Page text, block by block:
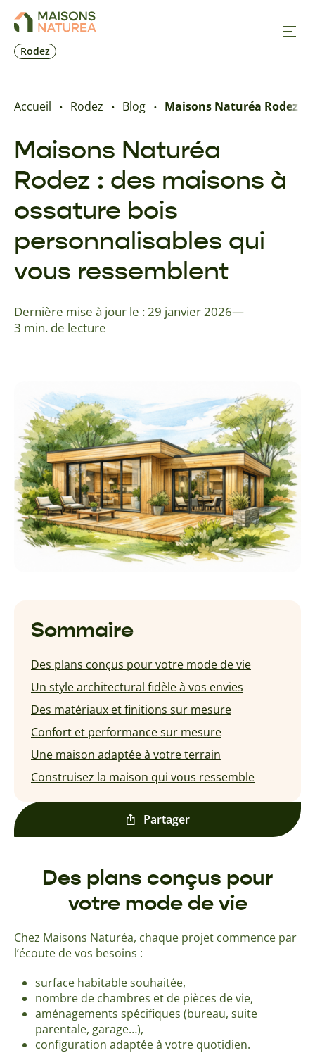
Rodez
Nos offres
Trouver une agence
Contact
Maisons Naturéa
Rodez : des maisons à
ossature bois
personnalisables qui
vous ressemblent
Accueil Rodez Blog Maisons Naturéa Rodez :
Dernière mise à jour le : 29 janvier 2026—
3 min. de lecture
Sommaire
Des plans conçus pour votre mode de vie
Un style architectural fidèle à vos envies
Des matériaux et finitions sur mesure
Confort et performance sur mesure
Une maison adaptée à votre terrain
Construisez la maison qui vous ressemble
Partager
Des plans conçus pour
votre mode de vie
Chez Maisons Naturéa, chaque projet commence par
l’écoute de vos besoins :
surface habitable souhaitée,
nombre de chambres et de pièces de vie,
aménagements spécifiques (bureau, suite
parentale, garage…),
configuration adaptée à votre quotidien.